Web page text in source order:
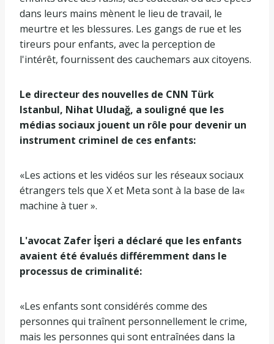
dans leurs mains mènent le lieu de travail, le
meurtre et les blessures. Les gangs de rue et les
tireurs pour enfants, avec la perception de
l'intérêt, fournissent des cauchemars aux citoyens.
Le directeur des nouvelles de CNN Türk
Istanbul, Nihat Uludağ, a souligné que les
médias sociaux jouent un rôle pour devenir un
instrument criminel de ces enfants:
«Les actions et les vidéos sur les réseaux sociaux
étrangers tels que X et Meta sont à la base de la«
machine à tuer ».
L'avocat Zafer İşeri a déclaré que les enfants
avaient été évalués différemment dans le
processus de criminalité:
«Les enfants sont considérés comme des
personnes qui traînent personnellement le crime,
mais les personnes qui sont entraînées dans la